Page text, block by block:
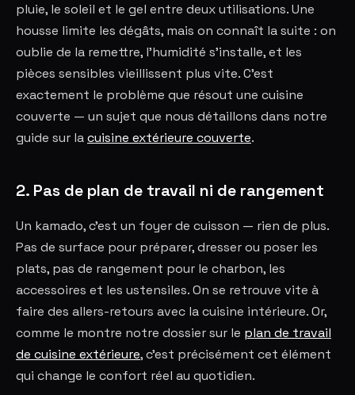
pluie, le soleil et le gel entre deux utilisations. Une
housse limite les dégâts, mais on connaît la suite : on
oublie de la remettre, l'humidité s'installe, et les
pièces sensibles vieillissent plus vite. C'est
exactement le problème que résout une cuisine
couverte — un sujet que nous détaillons dans notre
guide sur lacuisine extérieure couverte.
2. Pas de plan de travail ni de rangement
Un kamado, c'est un foyer de cuisson — rien de plus.
Pas de surface pour préparer, dresser ou poser les
plats, pas de rangement pour le charbon, les
accessoires et les ustensiles. On se retrouve vite à
faire des allers-retours avec la cuisine intérieure. Or,
comme le montre notre dossier sur le plan de travail
de cuisine extérieure, c'est précisément cet élément
qui change le confort réel au quotidien.